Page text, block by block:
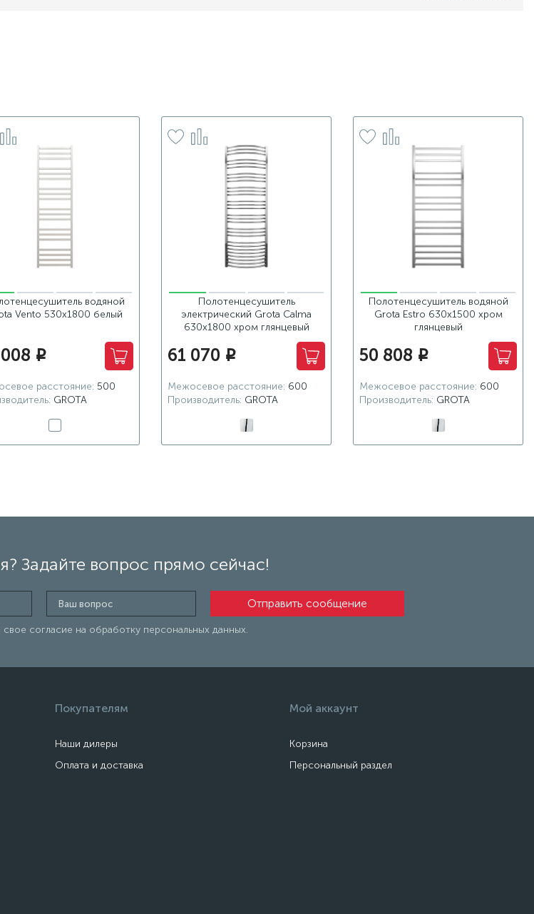
водяной
Vento 530x1800 белый
i
расстояние: 500
GROTA
Полотенцесушитель
электрический Grota Calma
630x1800 хром глянцевый
61 070 i
Межосевое расстояние: 600
Производитель: GROTA
Полотенцесушитель водяной
Grota Estro 630x1500 хром
глянцевый
50 808 i
Межосевое расстояние: 600
Производитель: GROTA
Задайте вопрос прямо сейчас!
согласие на обработку персональных данных.
Покупателям
Наши дилеры
Оплата и доставка
Мой аккаунт
Корзина
Персональный раздел